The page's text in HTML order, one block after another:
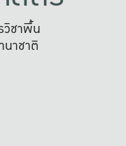
ชาพื้น
าชาติ